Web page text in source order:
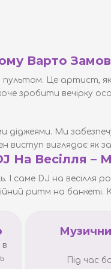
Варто
пультом. Це артист,
зробити вечірку
діджеями. Ми
виступ виглядає як
На Весілля –
І саме DJ на
ритм на
Під час